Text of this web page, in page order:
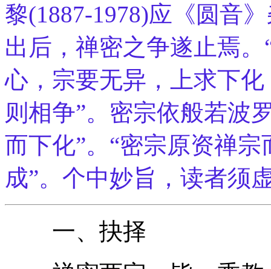
黎(1887-1978)应《圆音
出后，禅密之争遂止焉
心，宗要无异，上求下
则相争”。密宗依般若波
而下化”。“密宗原资禅
成”。个中妙旨，读者须
一、抉择